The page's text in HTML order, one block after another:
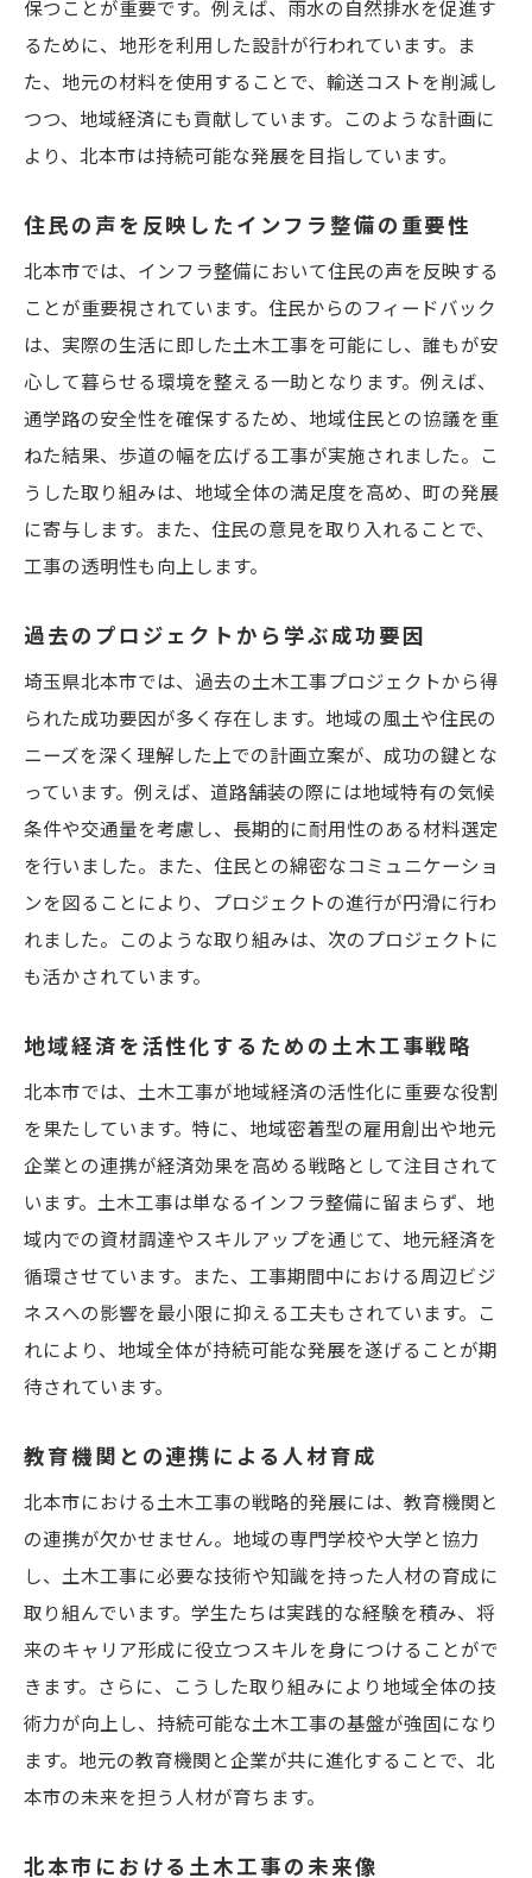
スマートインフラで実現する地域の安全
技術革新がもたらす持続可能な発展
持続可能な都市計画を推進する北本市の土木工
事戦略
エコロジカルデザインの採用
再生可能資源の活用とその効果
低炭素社会に向けた取り組み
スマートシティを目指したインフラ整備
自然環境との調和を図る施工法
コミュニティと共に創る持続可能な未来
土木工事がもたらす北本市のインフラ革新
交通インフラの拡充による利便性向上
耐震設計に基づく安心安全な街づくり
水資源管理の新たな取り組み
空間利用の効率化と魅力的な街並み
デジタルツインで予測する未来のインフラ
環境に優しい土木工事で北本市の未来をデザイ
ン
グリーンインフラの導入とその実績
生態系を守るための工事手法
地域特有の生物多様性を保護する取り組み
再生可能エネルギーの活用事例
緑化プロジェクトによる都市の魅力向上
地域住民の生活を向上させる土木工事の新しい
潮流
住民参加型プロジェクトの展開
地域課題を解決するための協働の重要性
コミュニティスペースの新しい活用法
安心して暮らせるインフラ整備の実現
住民の健康を支える環境作り
地域の魅力を発信する観光インフラ
持続可能な成長を支える基盤づくり
未来の生活を支えるインフラ整備計画
地域間連携による広域的な発展
次世代に向けた教育と技術継承
ビジョン実現に向けたロードマップの策定
未来志向の土木工事が北本市に与える影響
人口増加に対応するインフラ整備の必要性
経済発展を支える物流インフラの進化
文化を育む地域の拠点作り
ト
保つことが重要です。例えば、雨水の自然排水を促進す
るために、地形を利用した設計が行われています。ま
た、地元の材料を使用することで、輸送コストを削減し
つつ、地域経済にも貢献しています。このような計画に
より、北本市は持続可能な発展を目指しています。
住民の声を反映したインフラ整備の重要性
北本市では、インフラ整備において住民の声を反映する
ことが重要視されています。住民からのフィードバック
は、実際の生活に即した土木工事を可能にし、誰もが安
心して暮らせる環境を整える一助となります。例えば、
通学路の安全性を確保するため、地域住民との協議を重
ねた結果、歩道の幅を広げる工事が実施されました。こ
うした取り組みは、地域全体の満足度を高め、町の発展
に寄与します。また、住民の意見を取り入れることで、
工事の透明性も向上します。
過去のプロジェクトから学ぶ成功要因
埼玉県北本市では、過去の土木工事プロジェクトから得
られた成功要因が多く存在します。地域の風土や住民の
ニーズを深く理解した上での計画立案が、成功の鍵とな
っています。例えば、道路舗装の際には地域特有の気候
条件や交通量を考慮し、長期的に耐用性のある材料選定
を行いました。また、住民との綿密なコミュニケーショ
ンを図ることにより、プロジェクトの進行が円滑に行わ
れました。このような取り組みは、次のプロジェクトに
も活かされています。
地域経済を活性化するための土木工事戦略
北本市では、土木工事が地域経済の活性化に重要な役割
を果たしています。特に、地域密着型の雇用創出や地元
企業との連携が経済効果を高める戦略として注目されて
います。土木工事は単なるインフラ整備に留まらず、地
域内での資材調達やスキルアップを通じて、地元経済を
循環させています。また、工事期間中における周辺ビジ
ネスへの影響を最小限に抑える工夫もされています。こ
れにより、地域全体が持続可能な発展を遂げることが期
待されています。
教育機関との連携による人材育成
北本市における土木工事の戦略的発展には、教育機関と
の連携が欠かせません。地域の専門学校や大学と協力
し、土木工事に必要な技術や知識を持った人材の育成に
取り組んでいます。学生たちは実践的な経験を積み、将
来のキャリア形成に役立つスキルを身につけることがで
きます。さらに、こうした取り組みにより地域全体の技
術力が向上し、持続可能な土木工事の基盤が強固になり
ます。地元の教育機関と企業が共に進化することで、北
本市の未来を担う人材が育ちます。
北本市における土木工事の未来像